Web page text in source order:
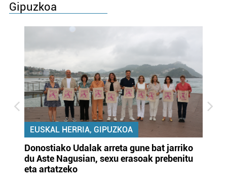
Gipuzkoa
EUSKAL HERRIA, GIPUZKOA
Donostiako Udalak arreta gune bat jarriko
du Aste Nagusian, sexu erasoak prebenitu
eta artatzeko